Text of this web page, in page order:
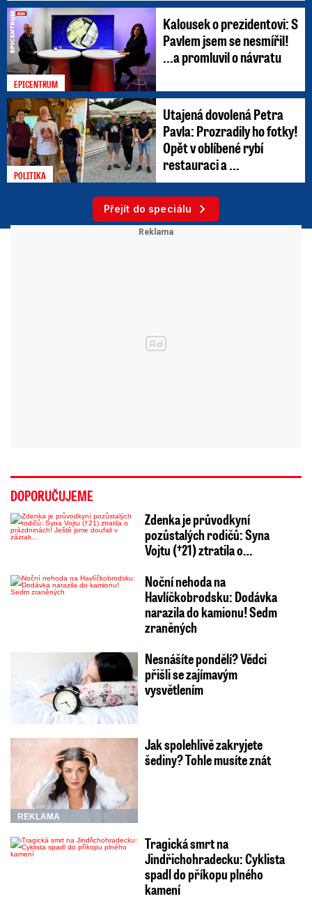
EPICENTRUM
Kalousek o prezidentovi: S
Pavlem jsem se nesmířil!
...a promluvil o návratu
POLITIKA
Utajená dovolená Petra
Pavla: Prozradily ho fotky!
Opět v oblíbené rybí
restauraci a ...
Přejít do speciálu
DOPORUČUJEME
Zdenka je průvodkyní
pozůstalých rodičů: Syna
Vojtu (†21) ztratila o…
Noční nehoda na
Havlíčkobrodsku: Dodávka
narazila do kamionu! Sedm
zraněných
Nesnášíte pondělí? Vědci
přišli se zajímavým
vysvětlením
REKLAMA
Jak spolehlivě zakryjete
šediny? Tohle musíte znát
Tragická smrt na
Jindřichohradecku: Cyklista
spadl do příkopu plného
kamení